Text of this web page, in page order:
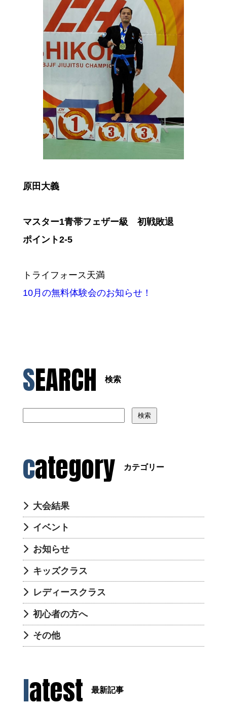
原田大義
マスター1青帯フェザー級 初戦敗退
ポイント2-5
トライフォース天満
10月の無料体験会のお知らせ！
SEARCH 検索
検索
category カテゴリー
大会結果
イベント
お知らせ
キッズクラス
レディースクラス
初心者の方へ
その他
latest 最新記事